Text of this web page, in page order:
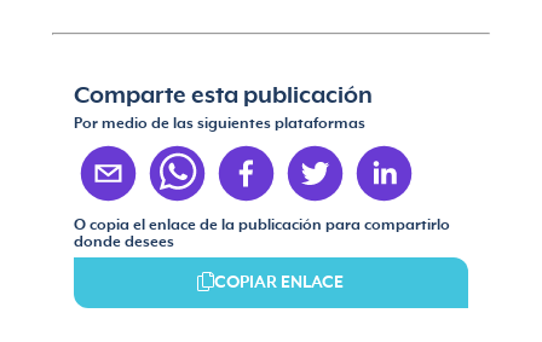
Comparte esta publicación
Por medio de las siguientes plataformas
O copia el enlace de la publicación para compartirlo
donde desees
COPIAR ENLACE